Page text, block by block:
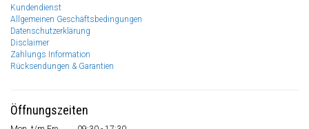
Kundendienst
Allgemeinen Geschäftsbedingungen
Datenschutzerklärung
Disclaimer
Zahlungs Information
Rücksendungen & Garantien
Öffnungszeiten